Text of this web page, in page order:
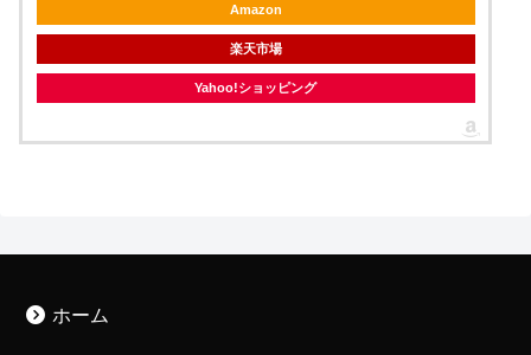
Amazon
楽天市場
Yahoo!ショッピング
ホーム